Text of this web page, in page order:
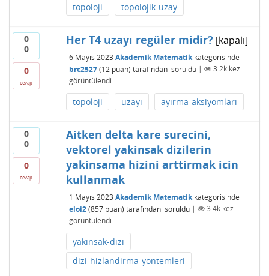
topoloji topolojik-uzay
0
0
0
cevap
Her T4 uzayı regüler midir?[kapalı]
6 Mayıs 2023 Akademik Matematikkategorisinde
brc2527 (12 puan) tarafından soruldu | 3.2kkez
görüntülendi
topoloji uzayı ayırma-aksiyomları
0
0
0
cevap
Aitken delta kare surecini,
vektorel yakinsak dizilerin
yakinsama hizini arttirmak icin
kullanmak
1 Mayıs 2023 Akademik Matematikkategorisinde
eloi2 (857puan) tarafından soruldu | 3.4kkez
görüntülendi
yakınsak-dizi
dizi-hizlandirma-yontemleri